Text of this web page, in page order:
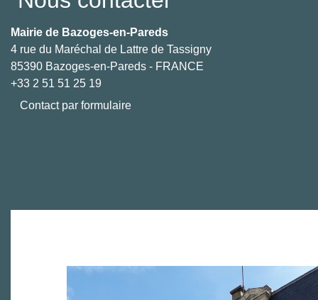
Mairie de Bazoges-en-Pareds
4 rue du Maréchal de Lattre de Tassigny
85390 Bazoges-en-Pareds - FRANCE
+33 2 51 51 25 19
Contact par formulaire